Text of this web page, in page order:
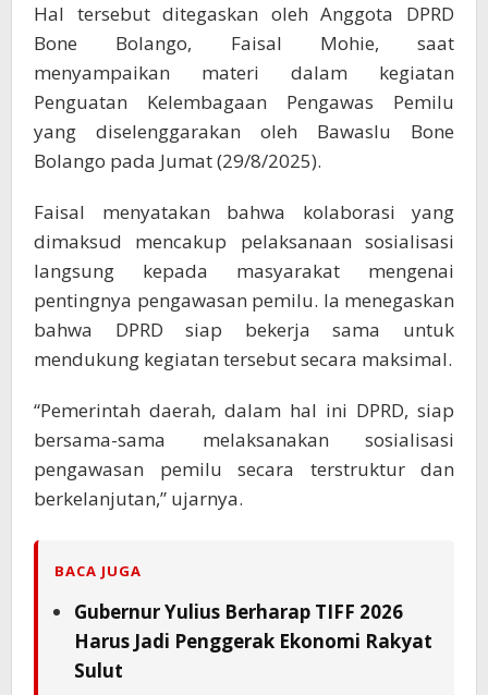
Hal tersebut ditegaskan oleh Anggota DPRD
Bone Bolango, Faisal Mohie, saat
menyampaikan materi dalam kegiatan
Penguatan Kelembagaan Pengawas Pemilu
yang diselenggarakan oleh Bawaslu Bone
Bolango pada Jumat (29/8/2025).
Faisal menyatakan bahwa kolaborasi yang
dimaksud mencakup pelaksanaan sosialisasi
langsung kepada masyarakat mengenai
pentingnya pengawasan pemilu. Ia menegaskan
bahwa DPRD siap bekerja sama untuk
mendukung kegiatan tersebut secara maksimal.
“Pemerintah daerah, dalam hal ini DPRD, siap
bersama-sama melaksanakan sosialisasi
pengawasan pemilu secara terstruktur dan
berkelanjutan,” ujarnya.
BACA JUGA
Gubernur Yulius Berharap TIFF 2026
Harus Jadi Penggerak Ekonomi Rakyat
Sulut